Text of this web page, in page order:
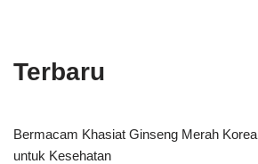
Terbaru
Bermacam Khasiat Ginseng Merah
untuk Kesehatan